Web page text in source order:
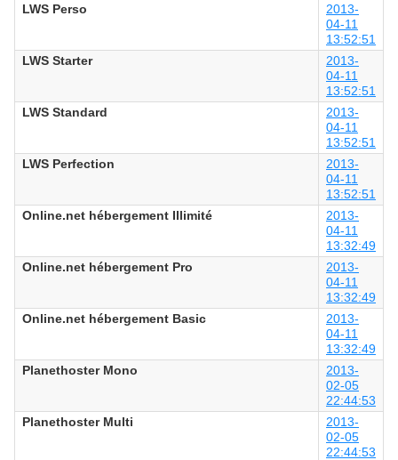
LWS Perso
2013-
04-11
13:52:51
LWS Starter
2013-
04-11
13:52:51
LWS Standard
2013-
04-11
13:52:51
LWS Perfection
2013-
04-11
13:52:51
Online.net hébergement Illimité
2013-
04-11
13:32:49
Online.net hébergement Pro
2013-
04-11
13:32:49
Online.net hébergement Basic
2013-
04-11
13:32:49
Planethoster Mono
2013-
02-05
22:44:53
Planethoster Multi
2013-
02-05
22:44:53